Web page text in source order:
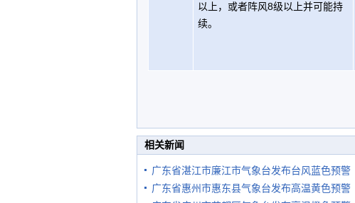
以上，或者阵风8级以上并可能持
续。
相关新闻
广东省湛江市廉江市气象台发布台风蓝色预警
广东省惠州市惠东县气象台发布高温黄色预警